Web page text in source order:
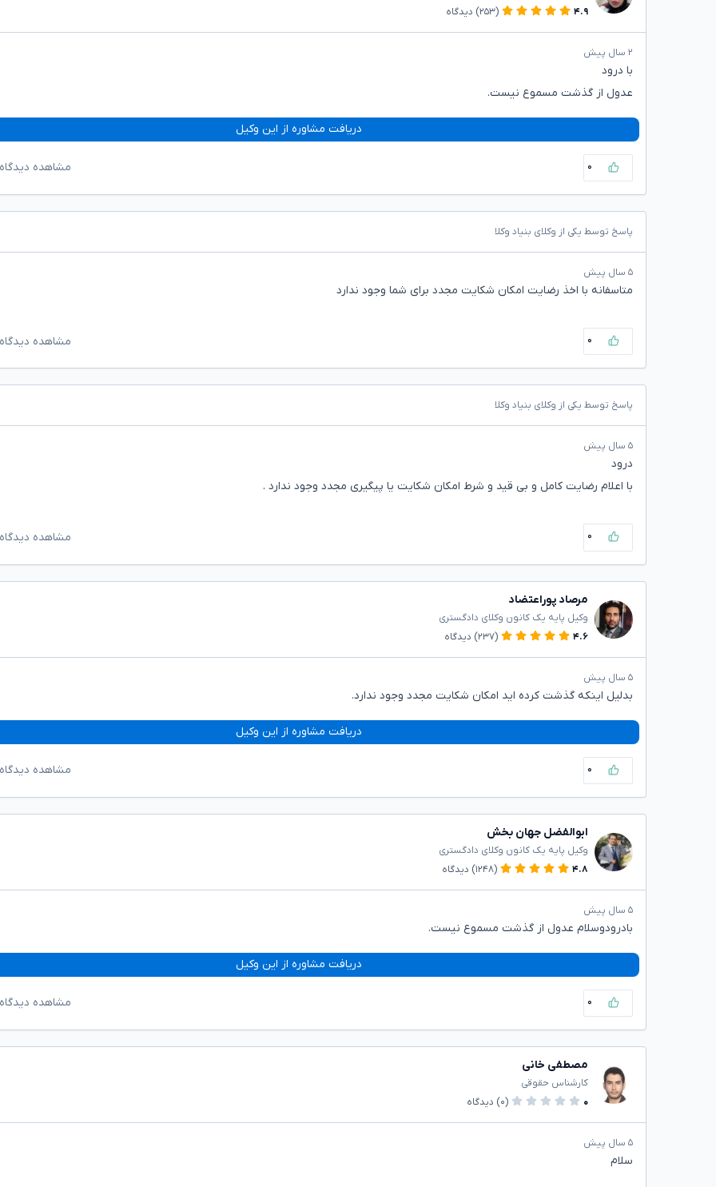
۴.۹
(۲۵۳) دیدگاه
۲ سال پیش
با درود
عدول از گذشت مسموع نیست.
دریافت مشاوره از این وکیل
۰ مشاهده
پاسخ توسط یکی از وکلای بنیاد وکلا
۵ سال پیش
متاسفانه با اخذ رضایت امکان شکایت مجدد برای شما وجود ندارد
۰ مشاهده
پاسخ توسط یکی از وکلای بنیاد وکلا
۵ سال پیش
درود
با اعلام رضایت کامل و بی قید و شرط امکان شکایت یا پیگیری مجدد وجود ندارد .‌
۰ مشاهده
مرصاد پوراعتضاد
وکیل پایه یک کانون وکلای دادگستری
۴.۶
(۲۳۷) دیدگاه
۵ سال پیش
بدلیل اینکه گذشت کرده اید امکان شکایت مجدد وجود ندارد.
دریافت مشاوره از این وکیل
۰ مشاهده
ابوالفضل جهان بخش
وکیل پایه یک کانون وکلای دادگستری
۴.۸
(۱۲۴۸) دیدگاه
۵ سال پیش
بادرودوسلام عدول از گذشت مسموع نیست.
دریافت مشاوره از این وکیل
۰ مشاهده
مصطفی خانی
کارشناس حقوقی
۰
(۰) دیدگاه
۵ سال پیش
سلام